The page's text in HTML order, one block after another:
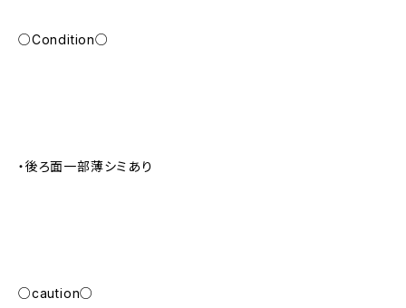
○Condition○
・後ろ面一部薄シミあり
○caution○